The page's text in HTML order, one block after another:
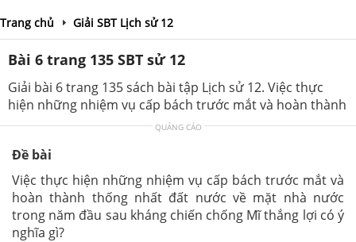
Trang chủ Giải SBT Lịch sử 12
Bài 6 trang 135 SBT sử 12
Giải bài 6 trang 135 sách bài tập Lịch sử 12. Việc thực
hiện những nhiệm vụ cấp bách trước mắt và hoàn thành
QUẢNG CÁO
Đề bài
Việc thực hiện những nhiệm vụ cấp bách trước mắt và
hoàn thành thống nhất đất nước về mặt nhà nước
trong năm đầu sau kháng chiến chống Mĩ thắng lợi có ý
nghĩa gì?